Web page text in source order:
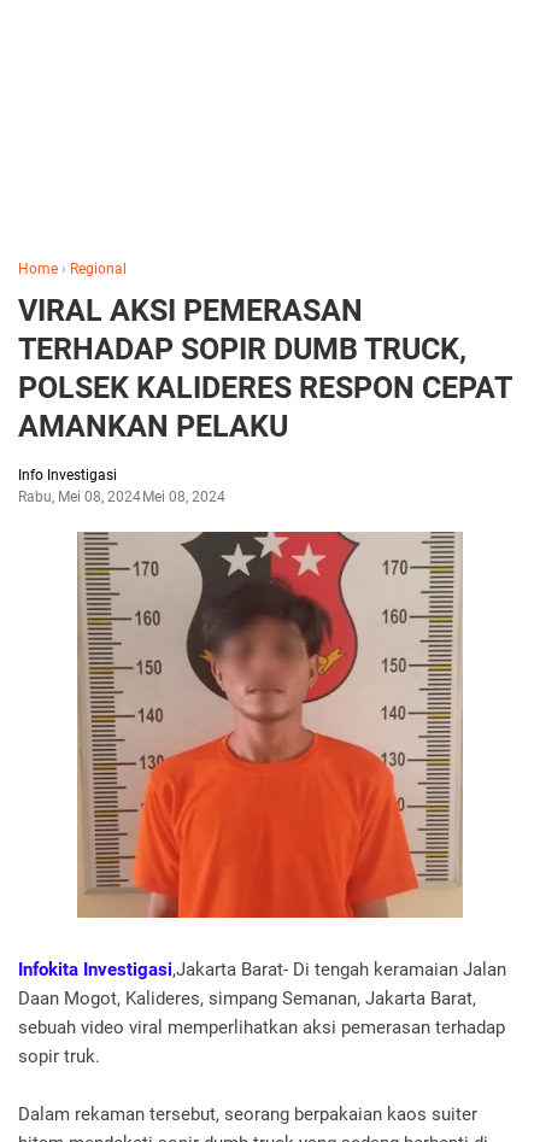
Home › Regional
VIRAL AKSI PEMERASAN
TERHADAP SOPIR DUMB TRUCK,
POLSEK KALIDERES RESPON CEPAT
AMANKAN PELAKU
Info Investigasi
Rabu, Mei 08, 2024 Mei 08, 2024
Infokita Investigasi,Jakarta Barat- Di tengah keramaian Jalan
Daan Mogot, Kalideres, simpang Semanan, Jakarta Barat,
sebuah video viral memperlihatkan aksi pemerasan terhadap
sopir truk.
Dalam rekaman tersebut, seorang berpakaian kaos suiter